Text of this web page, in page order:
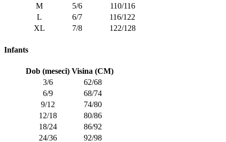
M
5/6
110/116
L
6/7
116/122
XL
7/8 122/128
Infants
Dob (meseci) Visina (CM)
3/6
62/68
6/9
68/74
9/12
74/80
12/18
80/86
18/24
86/92
24/36
92/98